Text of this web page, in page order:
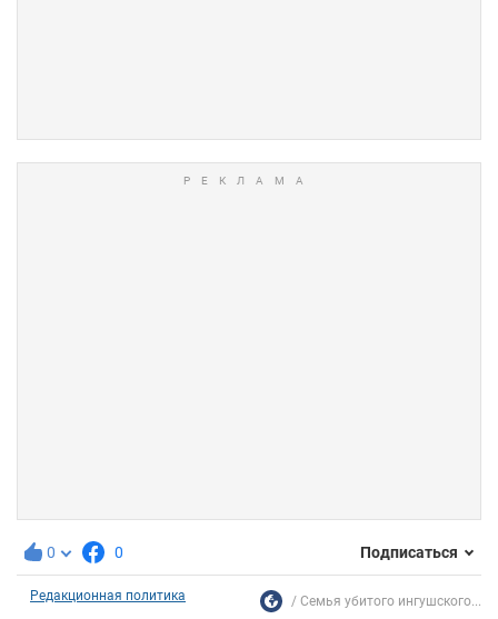
0 0 Подписаться
Редакционная политика Семья убитого ингушского...